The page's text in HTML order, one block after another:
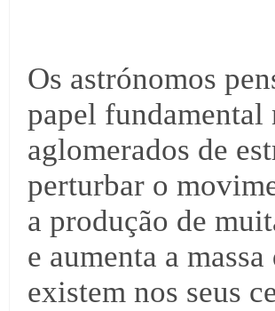
Os astrónomos
papel fundamental
aglomerados de
perturbar o
a produção de
e aumenta a
existem nos seus